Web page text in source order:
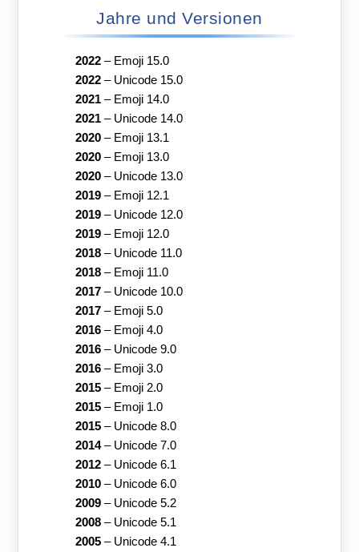
Jahre und Versionen
2022– Emoji 15.0
2022– Unicode 15.0
2021– Emoji 14.0
2021– Unicode 14.0
2020– Emoji 13.1
2020– Emoji 13.0
2020– Unicode 13.0
2019– Emoji 12.1
2019– Unicode 12.0
2019– Emoji 12.0
2018– Unicode 11.0
2018– Emoji 11.0
2017– Unicode 10.0
2017– Emoji 5.0
2016– Emoji 4.0
2016– Unicode 9.0
2016– Emoji 3.0
2015– Emoji 2.0
2015– Emoji 1.0
2015– Unicode 8.0
2014– Unicode 7.0
2012– Unicode 6.1
2010– Unicode 6.0
2009– Unicode 5.2
2008– Unicode 5.1
2005– Unicode 4.1